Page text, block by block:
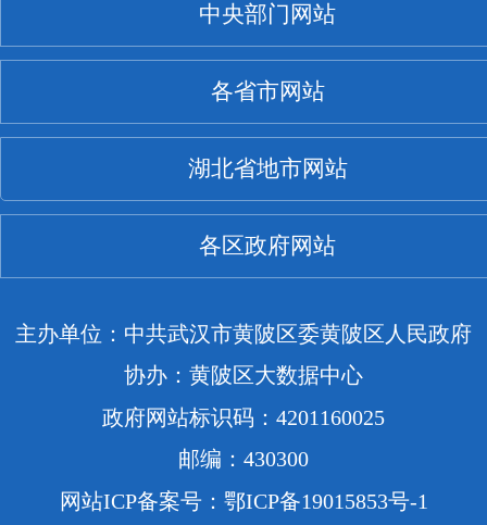
中央部门网站
各省市网站
湖北省地市网站
各区政府网站
主办单位：中共武汉市黄陂区委黄陂区人民政府
协办：黄陂区大数据中心
政府网站标识码：4201160025
邮编：430300
网站ICP备案号：鄂ICP备19015853号-1